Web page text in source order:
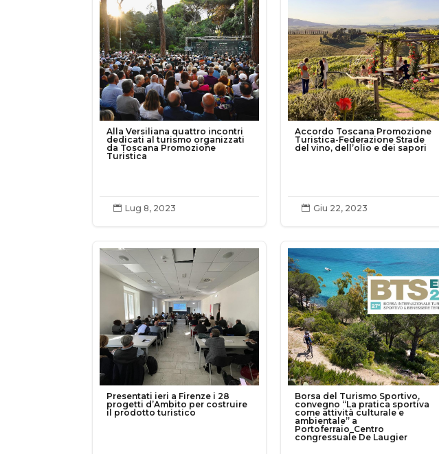
Alla Versiliana quattro incontri
dedicati al turismo organizzati
da Toscana Promozione
Turistica
 Lug 8, 2023
Accordo Toscana Promozione
Turistica-Federazione Strade
del vino, dell’olio e dei sapori
 Giu 22, 2023
Presentati ieri a Firenze i 28
progetti d’Ambito per costruire
il prodotto turistico
Borsa del Turismo Sportivo,
convegno “La pratica sportiva
come attività culturale e
ambientale” a
Portoferraio_Centro
congressuale De Laugier